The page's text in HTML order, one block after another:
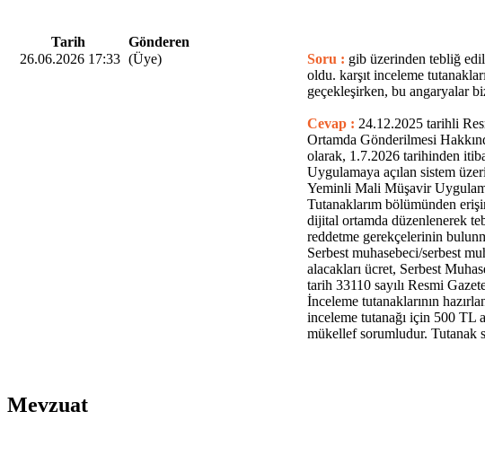
Tarih
Gönderen
26.06.2026 17:33 (Üye) Soru : gib üzerinden tebliğ
oldu. karşıt inceleme
geçekleşirken, bu angaryalar
Cevap : 24.12.2025 tarihli
Ortamda Gönderilmesi
olarak, 1.7.2026 tarihinden
Uygulamaya açılan sistem
Yeminli Mali Müşavir
Tutanaklarım bölümünden
dijital ortamda düzenlenerek
reddetme gerekçelerinin
Serbest muhasebeci/serbest
alacakları ücret, Serbest
tarih 33110 sayılı Resmi
İnceleme tutanaklarının
inceleme tutanağı için 500 TL
mükellef sorumludur. Tutanak
Mevzuat